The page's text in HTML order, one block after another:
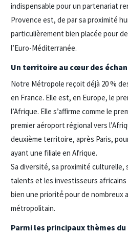
indispensable pour un partenariat
Provence est, de par sa proximité
particulièrement bien placée pour
l’Euro-Méditerranée.
Un territoire au cœur des
Notre Métropole reçoit déjà 20 %
en France. Elle est, en Europe, le
l’Afrique. Elle s’affirme comme le
premier aéroport régional vers
deuxième territoire, après Paris,
ayant une filiale en Afrique.
Sa diversité, sa proximité culturelle,
talents et les investisseurs
bien une priorité́ pour de nombreux
métropolitain.
Parmi les principaux thèmes